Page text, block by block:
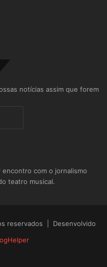
notícias assim que forem
encontro com o jornalismo
teatro musical.
reservados | Desenvolvido